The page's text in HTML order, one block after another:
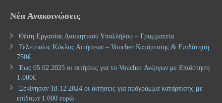
Νέα Ανακοινώσεις
Θέση Εργασίας Διοικητικού Υπαλλήλου – Γραμματεία
Τελευταίος Κύκλος Αιτήσεων – Voucher Κατάρτισης & Επιδότηση
750€
Έως 05.02.2025 οι αιτήσεις για το Voucher Ανέργων με Επιδότηση
1.000€
Ξεκίνησαν 18.12.2024 οι αιτήσεις για πρόγραμμα κατάρτισης με
επίδομα 1.000 ευρώ